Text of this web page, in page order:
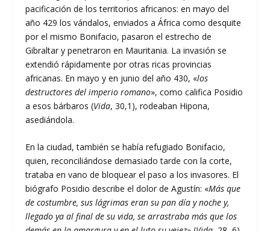
pacificación de los territorios africanos: en mayo del
año 429 los vándalos, enviados a África como desquite
por el mismo Bonifacio, pasaron el estrecho de
Gibraltar y penetraron en Mauritania. La invasión se
extendió rápidamente por otras ricas provincias
africanas. En mayo y en junio del año 430, «los
destructores del imperio romano», como califica Posidio
a esos bárbaros (Vida, 30,1), rodeaban Hipona,
asediándola.
En la ciudad, también se había refugiado Bonifacio,
quien, reconciliándose demasiado tarde con la corte,
trataba en vano de bloquear el paso a los invasores. El
biógrafo Posidio describe el dolor de Agustín: «Más que
de costumbre, sus lágrimas eran su pan día y noche y,
llegado ya al final de su vida, se arrastraba más que los